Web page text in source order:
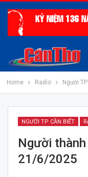
Home Radio Người
NGƯỜI TP CẦN BIẾT
Người
21/6/2025